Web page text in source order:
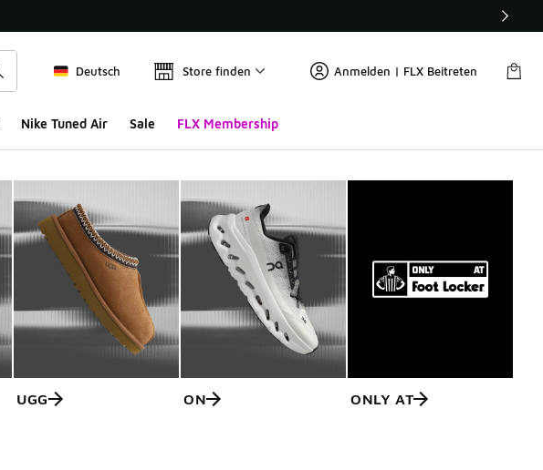
Deutsch Store finden Anmelden | FLX Beitreten
Nike Tuned Air Sale FLX Membership
UGG ON ONLY AT